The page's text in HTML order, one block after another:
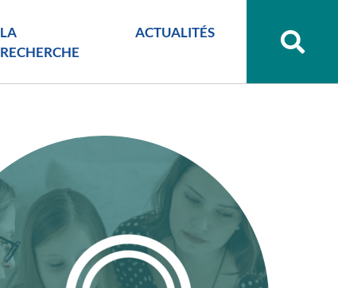
LA
RECHERCHE
ACTUALITÉS
sur